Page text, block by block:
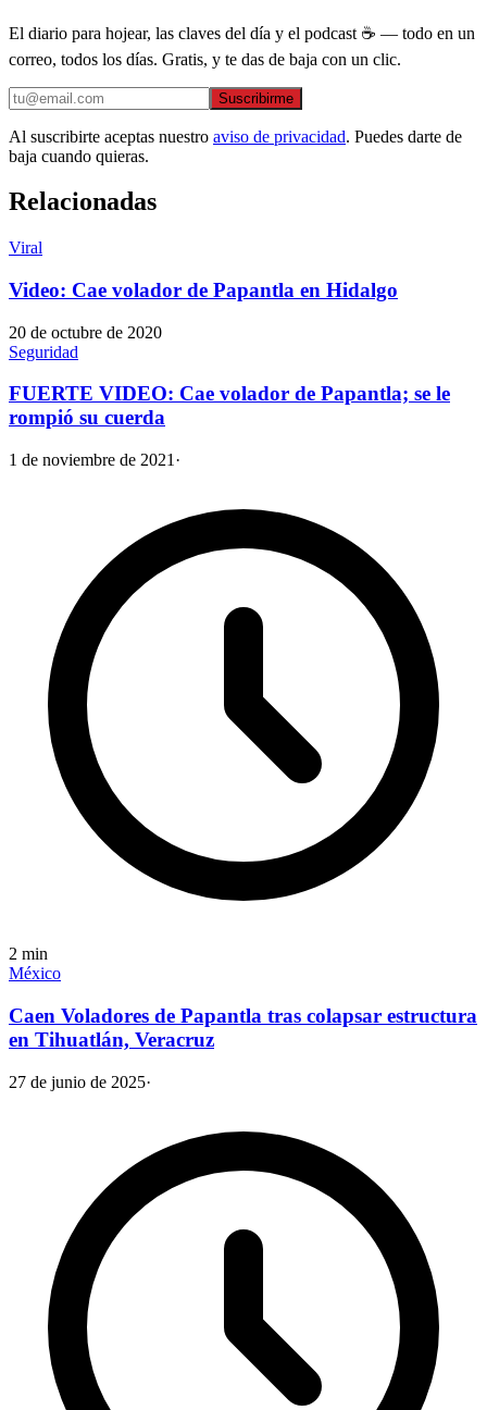
El diario para hojear, las claves del día y el podcast ☕ — todo en un
correo, todos los días. Gratis, y te das de baja con un clic.
Suscribirme
Al suscribirte aceptas nuestro aviso de privacidad. Puedes darte de
baja cuando quieras.
Relacionadas
Viral
Video: Cae volador de Papantla en Hidalgo
20 de octubre de 2020
Seguridad
FUERTE VIDEO: Cae volador de Papantla; se le
rompió su cuerda
1 de noviembre de 2021 ·
2 min
México
Caen Voladores de Papantla tras colapsar estructura
en Tihuatlán, Veracruz
27 de junio de 2025·